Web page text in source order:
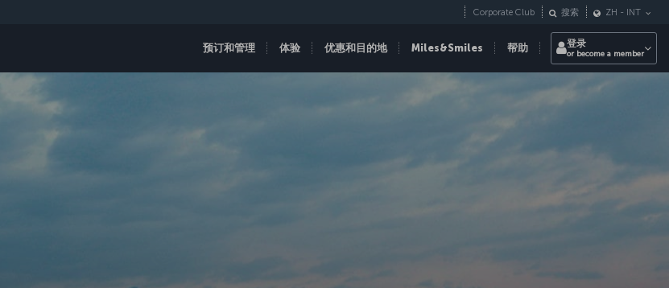
预订和管理 体验 优惠和目的地 Miles&Smiles 帮助
Corporate Club 搜索 ZH - INT
登录
or become a member